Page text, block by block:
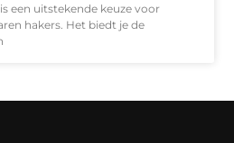
een uitstekende keuze voor
hakers. Het biedt je de